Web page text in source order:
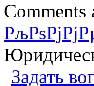
Comments
Задать